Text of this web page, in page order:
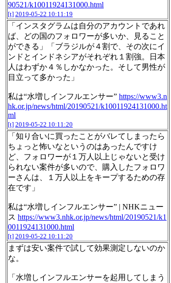
90521/k10011924131000.html
[t] 2019-05-22 10:11:19
「インスタグラムは自分のアカウントであれ
ば、どの国のフォロワーが多いか、見ること
ができる」「ブラジルが４割で、その次にイ
ンドとインドネシアがそれぞれ１割強。日本
人はわずか４％しかなかった。そして男性が
目立って多かった」
私は“水増しインフルエンサー” https://www3.n
hk.or.jp/news/html/20190521/k10011924131000.ht
ml
[t] 2019-05-22 10:11:20
「知り合いに買ったことがバレてしまったら
ちょっと怖いなというのはあったんですけ
ど、フォロワーが１万人以上じゃないと受け
られない案件が多いので、購入したフォロワ
ーさんは、１万人以上をキープするための存
在です」
私は“水増しインフルエンサー” | NHKニュー
ス https://www3.nhk.or.jp/news/html/20190521/k1
0011924131000.html
[t] 2019-05-22 10:11:20
まずは安い案件で試して効果測定しないのか
な。
「水増しインフルエンサーを起用してしまう